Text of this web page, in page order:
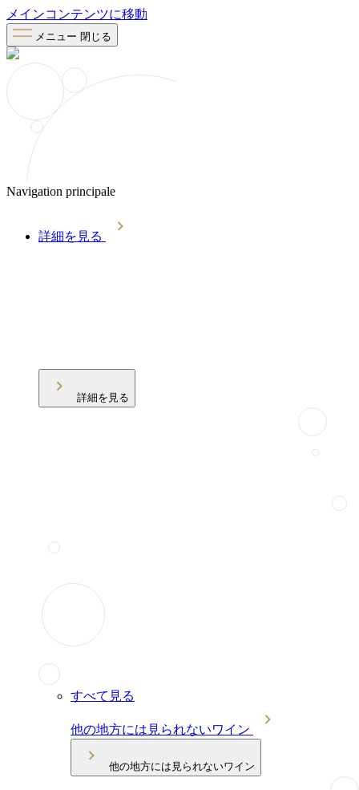
メインコンテンツに移動
メニュー 閉じる
Navigation principale
詳細を見る
詳細を見る
すべて見る
他の地方には見られないワイン
他の地方には見られないワイン